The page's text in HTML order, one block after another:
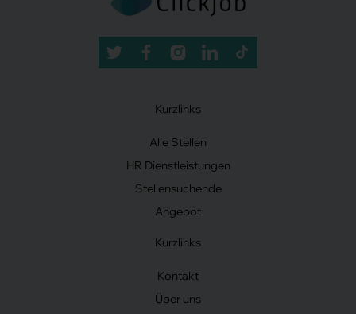
Kurzlinks
Alle Stellen
HR Dienstleistungen
Stellensuchende
Angebot
Kurzlinks
Kontakt
Über uns